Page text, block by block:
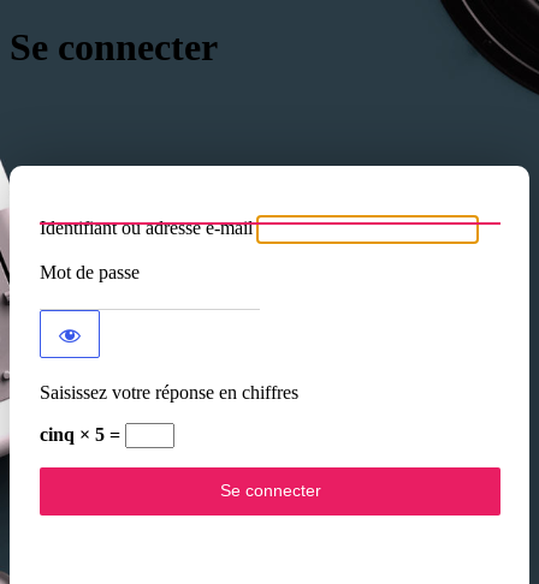
Se connecter
Identifiant ou adresse e-mail
Mot de passe
Saisissez votre réponse en chiffres
cinq × 5 =